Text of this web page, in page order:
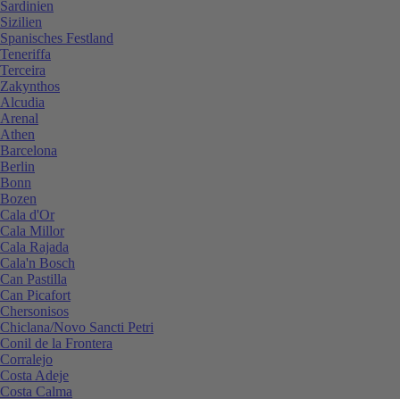
Sardinien
Sizilien
Spanisches Festland
Teneriffa
Terceira
Zakynthos
Alcudia
Arenal
Athen
Barcelona
Berlin
Bonn
Bozen
Cala d'Or
Cala Millor
Cala Rajada
Cala'n Bosch
Can Pastilla
Can Picafort
Chersonisos
Chiclana/Novo Sancti Petri
Conil de la Frontera
Corralejo
Costa Adeje
Costa Calma